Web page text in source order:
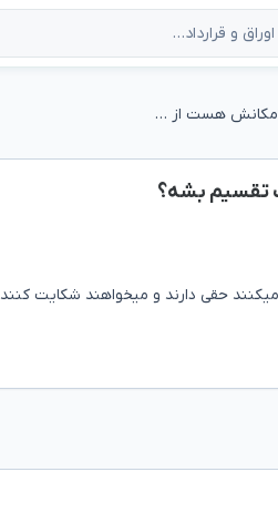
درصورت داشتن سند هم آیا امکانش هست از طریق شکایت تقسیم بشه؟
تقسیم بشه؟
حقی دارند و میخواهند شکایت کنند